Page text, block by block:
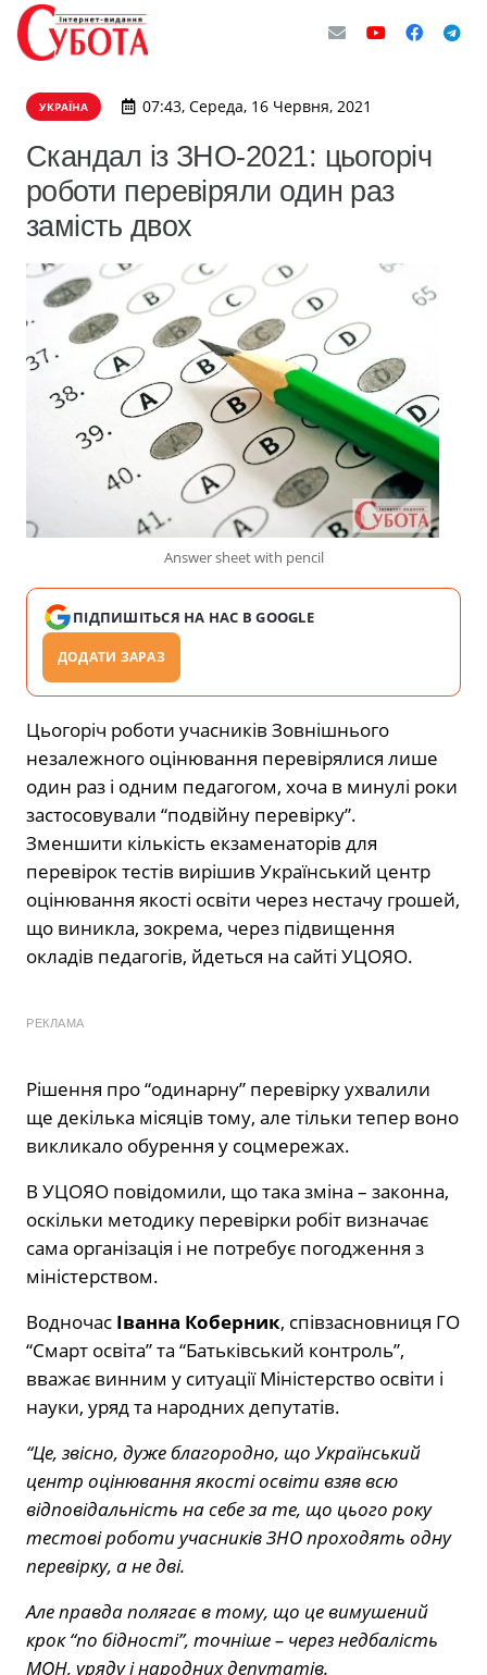
УКРАЇНА 07:43, Середа, 16 Червня, 2021
Скандал із ЗНО-2021: цьогоріч
роботи перевіряли один раз
замість двох
Answer sheet with pencil
ПІДПИШІТЬСЯ НА НАС В GOOGLE
ДОДАТИ ЗАРАЗ
Цьогоріч роботи учасників Зовнішнього
незалежного оцінювання перевірялися лише
один раз і одним педагогом, хоча в минулі роки
застосовували “подвійну перевірку”.
Зменшити кількість екзаменаторів для
перевірок тестів вирішив Український центр
оцінювання якості освіти через нестачу грошей,
що виникла, зокрема, через підвищення
окладів педагогів, йдеться на сайті УЦОЯО.
РЕКЛАМА
Рішення про “одинарну” перевірку ухвалили
ще декілька місяців тому, але тільки тепер воно
викликало обурення у соцмережах.
В УЦОЯО повідомили, що така зміна – законна,
оскільки методику перевірки робіт визначає
сама організація і не потребує погодження з
міністерством.
Водночас Іванна Коберник, співзасновниця ГО
“Смарт освіта” та “Батьківський контроль”,
вважає винним у ситуації Міністерство освіти і
науки, уряд та народних депутатів.
“Це, звісно, дуже благородно, що Український
центр оцінювання якості освіти взяв всю
відповідальність на себе за те, що цього року
тестові роботи учасників ЗНО проходять одну
перевірку, а не дві.
Але правда полягає в тому, що це вимушений
крок “по бідності”, точніше – через недбалість
МОН, уряду і народних депутатів.